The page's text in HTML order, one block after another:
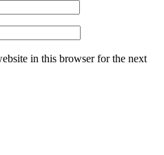
in this browser for the next